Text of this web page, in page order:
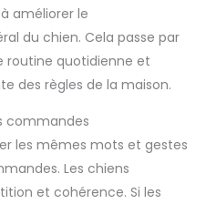
améliorer le
du chien. Cela passe par
routine quotidienne et
des règles de la maison.
commandes
les mêmes mots et gestes
Les chiens
et cohérence. Si les